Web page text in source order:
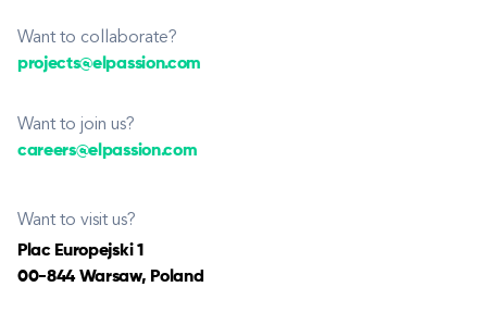
Want to collaborate?
projects@elpassion.com
Want to join us?
careers@elpassion.com
Want to visit us?
Plac Europejski 1
00-844 Warsaw, Poland